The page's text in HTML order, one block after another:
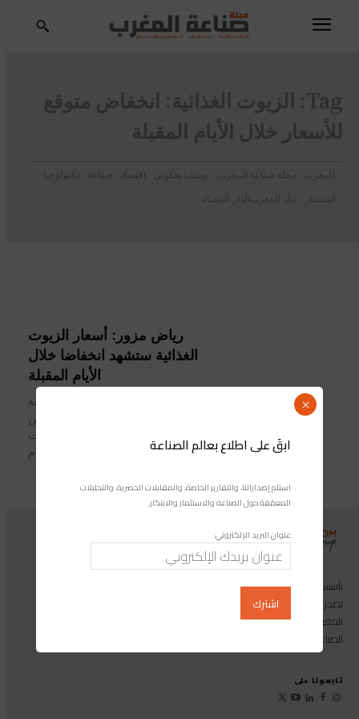
Tag: الزيوت الغذائية: انخفاض متوقع
للأسعار خلال الأيام المقبلة
المغرب مجلة صناعة المغرب يوسف يعكوبي اقتصاد صناعة
تكنولوجيا
استثمار
بنك المغرب الدار البيضاء
رياض مزور: أسعار الزيوت
الغذائية ستشهد انخفاضا خلال
الأيام المقبلة
مجلة صناعة المغرب أكد وزير الصناعة
والتجارة، رياض مزور، اليوم السبت بعين
حرودة (الدار البيضاء) أن أسعار الزيوت
الغذائية ستشهد انخفاضا خلال الأيام
تصدر المجلة الرائدة المخصصة للصناعة والاستثمار والابتكار: مجلة «صناعة
المغرب»، بالإضافة إلى أول منصة رقمية موجهة لخدمة المهنيين في القطاع
الصناعي.
تابعونا على
ابقَ على اطلاع بعالم الصناعة
استلم إصداراتنا، والتقارير الخاصة، والمقابلات الحصرية، والتحليلات
المعمّقة حول الصناعة والاستثمار والابتكار.
عنوان البريد الإلكتروني:
×